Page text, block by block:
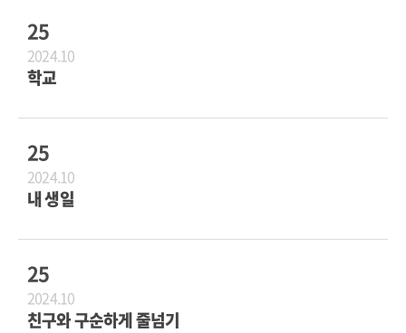
25
2024.10
학교
25
2024.10
내 생일
25
2024.10
친구와 구순하게 줄넘기